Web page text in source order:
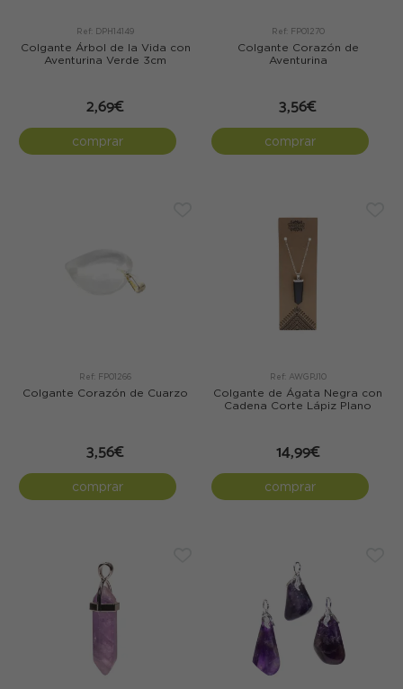
Ref: DPH14149
Colgante Árbol de la Vida con
Aventurina Verde 3cm
2,69€
comprar
Ref: FP01270
Colgante Corazón de
Aventurina
3,56€
comprar
Ref: FP01266
Colgante Corazón de Cuarzo
3,56€
comprar
Ref: AWGPJ10
Colgante de Ágata Negra con
Cadena Corte Lápiz Plano
14,99€
comprar